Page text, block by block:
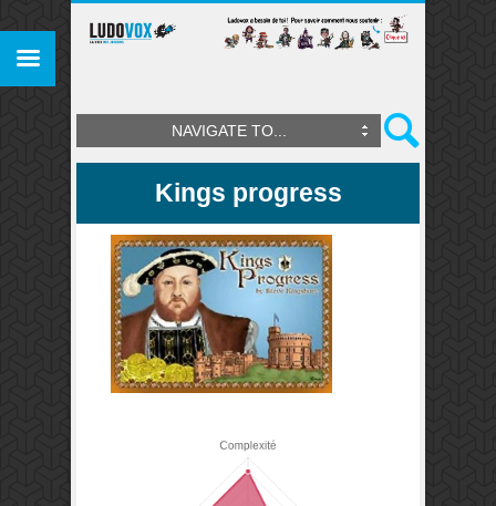
NAVIGATE TO...
Kings progress